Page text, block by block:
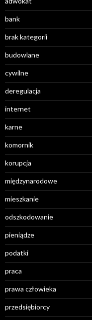
bank
brak kategorii
budowlane
cywilne
deregulacja
internet
karne
komornik
korupcja
międzynarodowe
mieszkanie
odszkodowanie
pieniądze
podatki
praca
prawa człowieka
przedsiębiorcy